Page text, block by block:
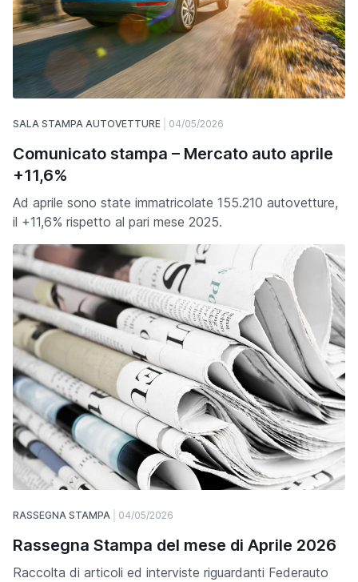
SALA STAMPA AUTOVETTURE 04/05/2026
Comunicato stampa – Mercato auto aprile
+11,6%
Ad aprile sono state immatricolate 155.210 autovetture,
il +11,6% rispetto al pari mese 2025.
RASSEGNA STAMPA 04/05/2026
Rassegna Stampa del mese di Aprile 2026
Raccolta di articoli ed interviste riguardanti Federauto